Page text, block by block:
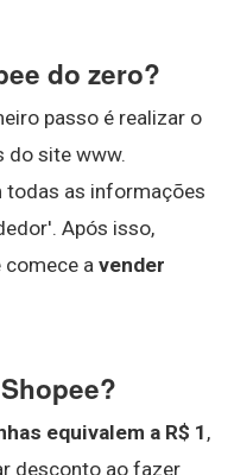
do zero?
passo é realizar o
do site www.
todas as informações
Após isso,
comece a vender
equivalem a R$ 1,
desconto ao fazer